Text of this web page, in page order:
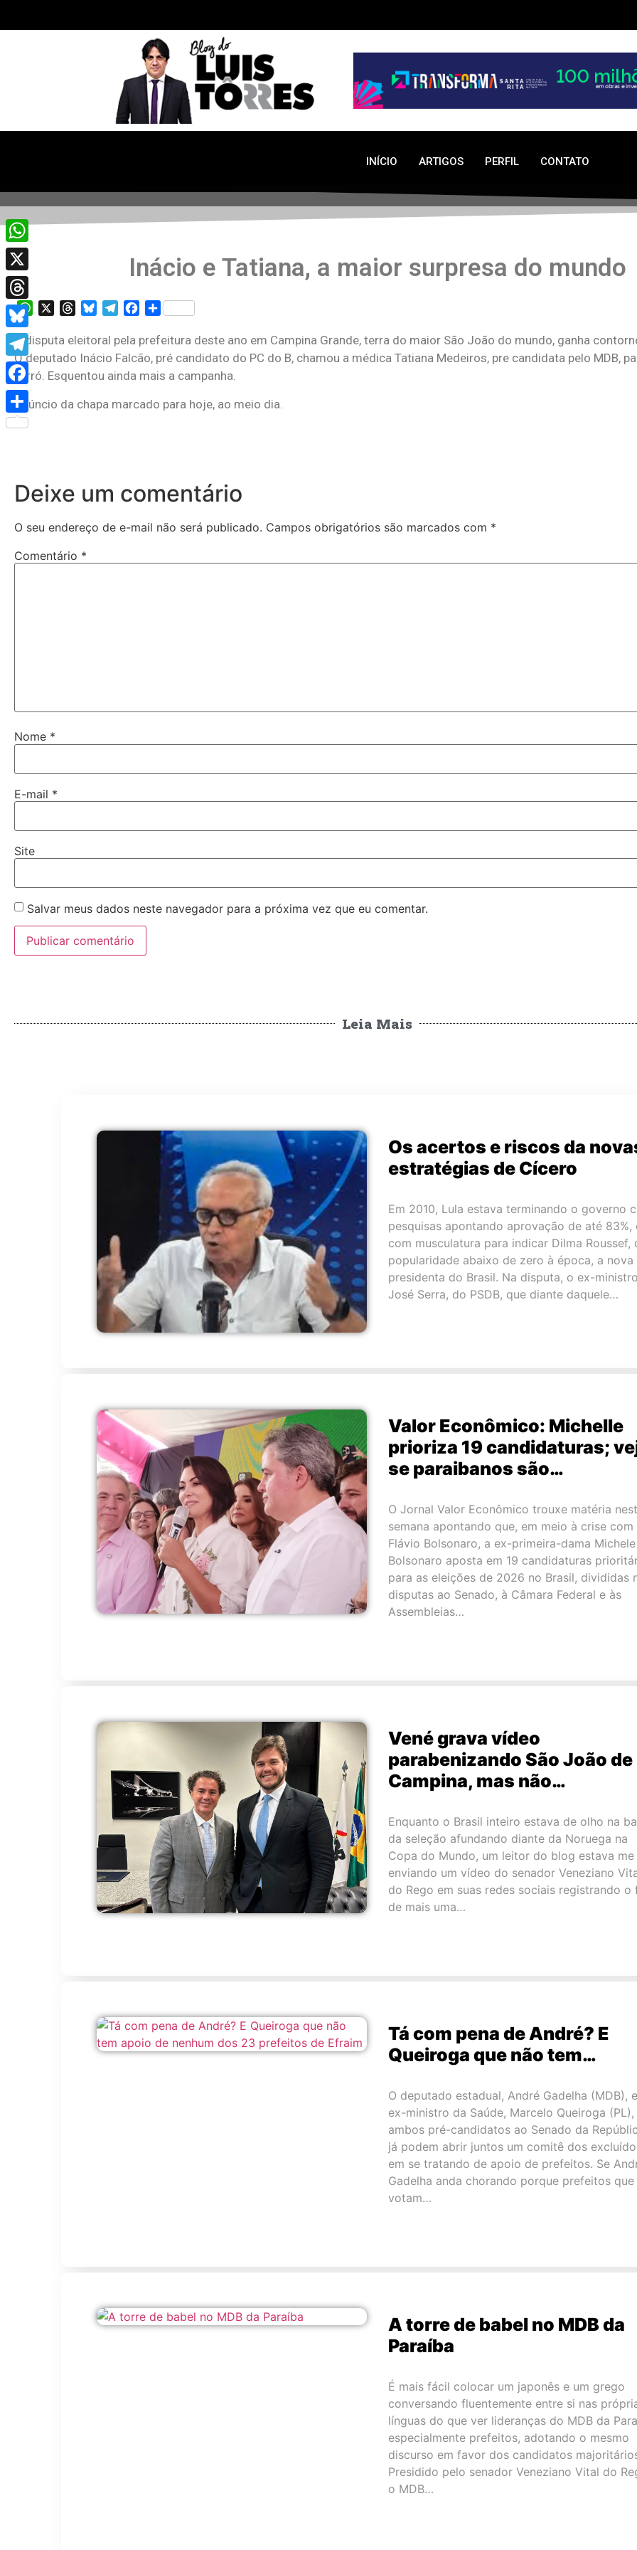
INÍCIO ARTIGOS PERFIL CONTATO
Inácio e Tatiana, a maior surpresa do mundo
WhatsAppThreadsBlueskyTelegramFacebook
Share
A disputa eleitoral pela prefeitura deste ano em Campina Grande, terra do maior São João do mundo, ganha
O deputado Inácio Falcão, pré candidato do PC do B, chamou a médica Tatiana Medeiros, pre candidata pelo MDB,
forró. Esquentou ainda mais a campanha.
Anúncio da chapa marcado para hoje, ao meio dia.
Deixe um comentário
O seu endereço de e-mail não será publicado. Campos obrigatórios são marcados com *
Comentário *
Nome *
E-mail *
Site
Salvar meus dados neste navegador para a próxima vez que eu comentar.
Leia Mais
Os acertos e riscos da
estratégias de Cícero
Em 2010, Lula estava terminando o governo
pesquisas apontando aprovação de até 83%,
com musculatura para indicar Dilma Roussef,
popularidade abaixo de zero à época, a nova
presidenta do Brasil. Na disputa, o ex-ministro
José Serra, do PSDB, que diante daquele…
Valor Econômico: Michelle
prioriza 19 candidaturas;
se paraibanos são…
O Jornal Valor Econômico trouxe matéria
semana apontando que, em meio à crise com
Flávio Bolsonaro, a ex-primeira-dama Michele
Bolsonaro aposta em 19 candidaturas
para as eleições de 2026 no Brasil, divididas
disputas ao Senado, à Câmara Federal e às
Assembleias…
Vené grava vídeo
parabenizando São João de
Campina, mas não…
Enquanto o Brasil inteiro estava de olho na
da seleção afundando diante da Noruega na
Copa do Mundo, um leitor do blog estava me
enviando um vídeo do senador Veneziano
do Rego em suas redes sociais registrando o
de mais uma…
Tá com pena de André? E
Queiroga que não tem…
O deputado estadual, André Gadelha (MDB),
ex-ministro da Saúde, Marcelo Queiroga (PL),
ambos pré-candidatos ao Senado da
já podem abrir juntos um comitê dos
em se tratando de apoio de prefeitos. Se
Gadelha anda chorando porque prefeitos que
votam…
A torre de babel no MDB da
Paraíba
É mais fácil colocar um japonês e um grego
conversando fluentemente entre si nas
línguas do que ver lideranças do MDB da
especialmente prefeitos, adotando o mesmo
discurso em favor dos candidatos
Presidido pelo senador Veneziano Vital do
o MDB…
WhatsApp
X
Threads
Bluesky
Telegram
Facebook
Share